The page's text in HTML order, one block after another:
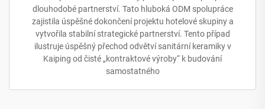
dlouhodobé partnerství. Tato hluboká ODM spolupráce
zajistila úspěšné dokončení projektu hotelové skupiny a
vytvořila stabilní strategické partnerství. Tento případ
ilustruje úspěšný přechod odvětví sanitární keramiky v
Kaiping od čisté „kontraktové výroby“ k budování
samostatného